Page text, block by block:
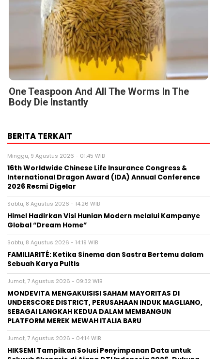
One Teaspoon And All The Worms In The
Body Die Instantly
BERITA TERKAIT
Minggu, 9 Agustus 2026 - 01:45 WIB
16th Worldwide Chinese Life Insurance Congress &
International Dragon Award (IDA) Annual Conference
2026 Resmi Digelar
Sabtu, 8 Agustus 2026 - 14:26 WIB
Himel Hadirkan Visi Hunian Modern melalui Kampanye
Global “Dream Home”
Sabtu, 8 Agustus 2026 - 14:19 WIB
FAMILIARITÉ: Ketika Sinema dan Sastra Bertemu dalam
Sebuah Karya Puitis
Jumat, 7 Agustus 2026 - 09:32 WIB
MONDEVITA MENGAKUISISI SAHAM MAYORITAS DI
UNDERSCORE DISTRICT, PERUSAHAAN INDUK MAGLIANO,
SEBAGAI LANGKAH KEDUA DALAM MEMBANGUN
PLATFORM MEREK MEWAH ITALIA BARU
Jumat, 7 Agustus 2026 - 04:14 WIB
HIKSEMI Tampilkan Solusi Penyimpanan Data untuk